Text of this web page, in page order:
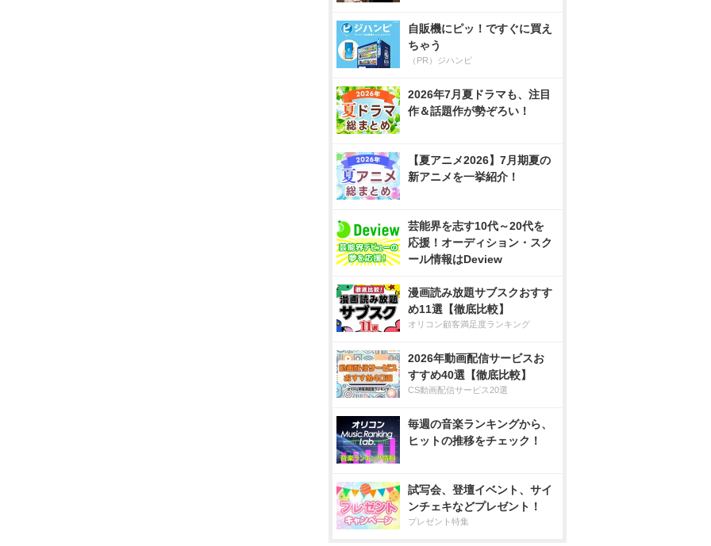
自販機にピッ！ですぐに買え
ちゃう
（PR）ジハンピ
2026年7月夏ドラマも、注目
作＆話題作が勢ぞろい！
【夏アニメ2026】7月期夏の
新アニメを一挙紹介！
芸能界を志す10代～20代を
応援！オーディション・スク
ール情報はDeview
漫画読み放題サブスクおすす
め11選【徹底比較】
オリコン顧客満足度ランキング
2026年動画配信サービスお
すすめ40選【徹底比較】
CS動画配信サービス20選
毎週の音楽ランキングから、
ヒットの推移をチェック！
試写会、登壇イベント、サイ
ンチェキなどプレゼント！
プレゼント特集